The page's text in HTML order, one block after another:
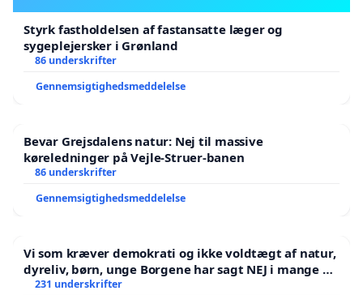
Styrk fastholdelsen af fastansatte læger og
sygeplejersker i Grønland
86 underskrifter
Gennemsigtighedsmeddelelse
Bevar Grejsdalens natur: Nej til massive
køreledninger på Vejle-Struer-banen
86 underskrifter
Gennemsigtighedsmeddelelse
Vi som kræver demokrati og ikke voldtægt af natur,
dyreliv, børn, unge Borgene har sagt NEJ i mange år.
Der er
231 underskrifter